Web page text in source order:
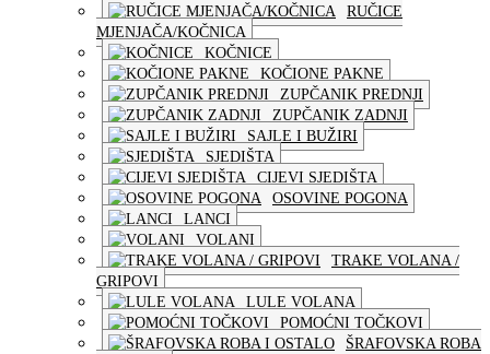
RUČICE
MJENJAČA/KOČNICA
KOČNICE
KOČIONE PAKNE
ZUPČANIK PREDNJI
ZUPČANIK ZADNJI
SAJLE I BUŽIRI
SJEDIŠTA
CIJEVI SJEDIŠTA
OSOVINE POGONA
LANCI
VOLANI
TRAKE VOLANA /
GRIPOVI
LULE VOLANA
POMOĆNI TOČKOVI
ŠRAFOVSKA ROBA